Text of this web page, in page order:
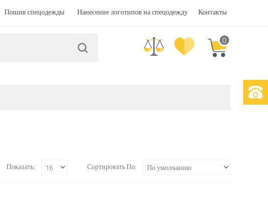
Пошив спецодежды Нанесение логотипов на спецодежду Контакты
0
Сортировать По:
Показать: